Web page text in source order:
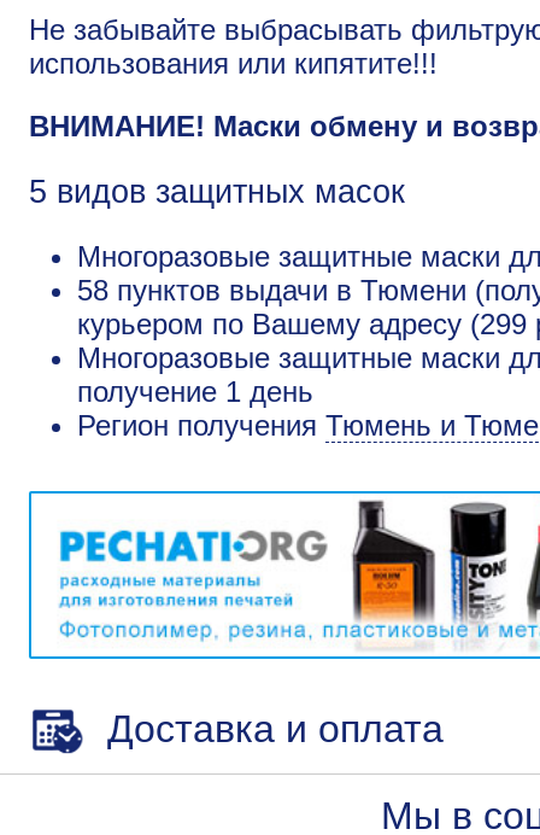
Не забывайте выбрасывать
использования или кипятите!!!
ВНИМАНИЕ! Маски обмену и
5 видов защитных масок
Многоразовые защитные маски
58 пунктов выдачи в Тюмени
курьером по Вашему адресу (299
Многоразовые защитные маски
получение 1 день
Регион получения Тюмень и
Доставка и оплата
Мы в